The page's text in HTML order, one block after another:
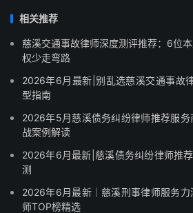
相关推荐
慈溪交通事故律师深度测评推荐：6位
权少走弯路
2026年6月最新|别乱选慈溪交通事故
型指南
2026年5月慈溪债务纠纷律师推荐服
战案例解读
2026年6月最新|慈溪债务纠纷律师推
测
2026年6月最新｜慈溪刑事律师服务
师TOP榜精选